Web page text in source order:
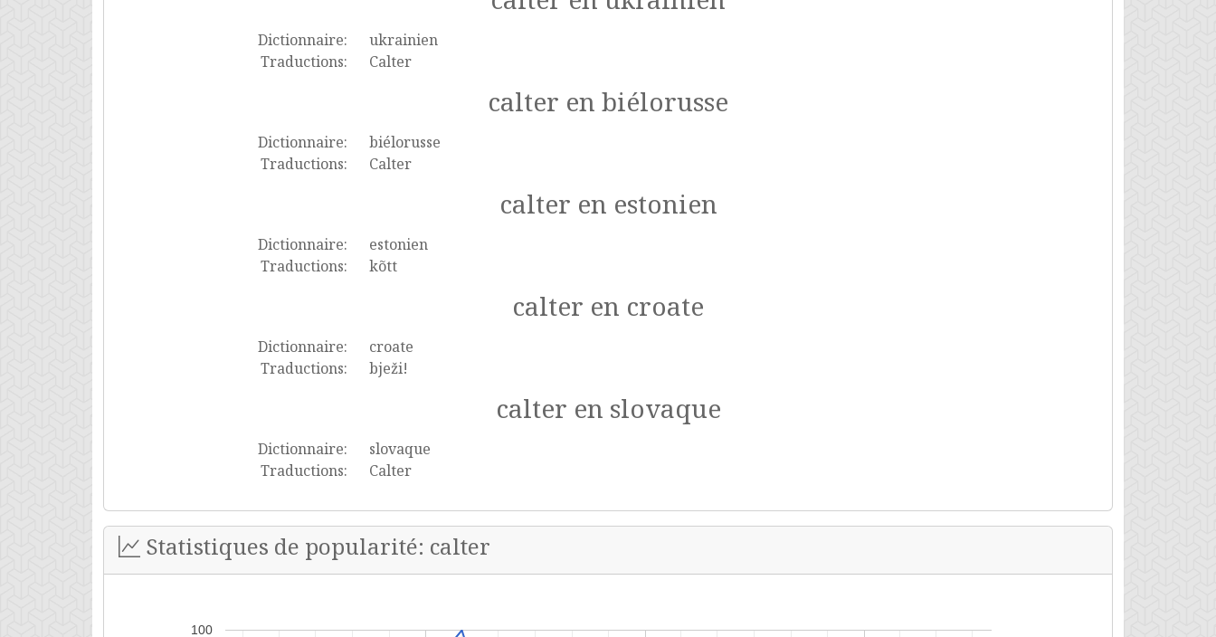
Dictionnaire:
ukrainien
Traductions:
Calter
calter en biélorusse
Dictionnaire:
biélorusse
Traductions:
Calter
calter en estonien
Dictionnaire:
estonien
Traductions:
kõtt
calter en croate
Dictionnaire:
croate
Traductions:
bježi!
calter en slovaque
Dictionnaire:
slovaque
Traductions:
Calter
Statistiques de popularité: calter
100